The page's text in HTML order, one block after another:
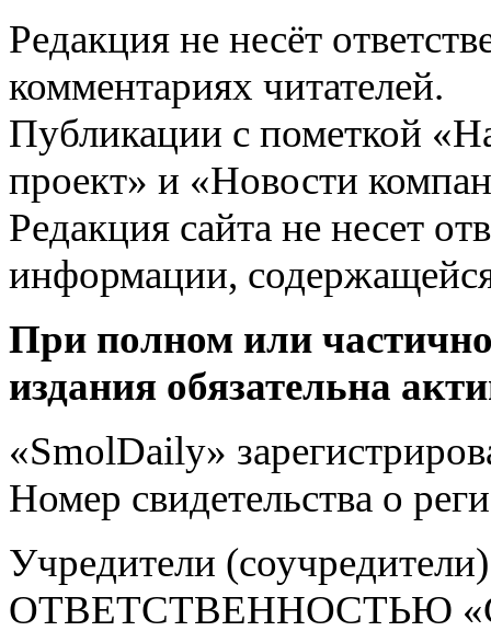
Редакция не несёт
комментариях читателей.
Публикации с пометкой
проект» и «Новости
Редакция сайта не несет
информации,
При полном или
издания обязательна
«SmolDaily»
Номер свидетельства о
Учредители
ОТВЕТСТВЕННОСТЬЮ